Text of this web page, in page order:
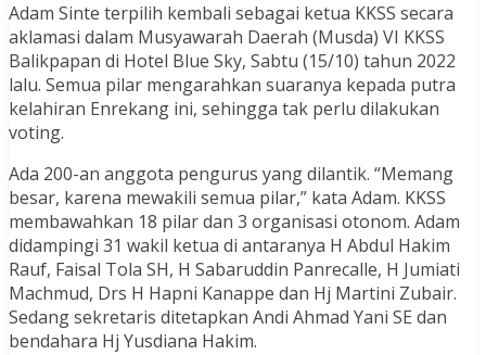
Adam Sinte terpilih kembali sebagai ketua KKSS secara
aklamasi dalam Musyawarah Daerah (Musda) VI KKSS
Balikpapan di Hotel Blue Sky, Sabtu (15/10) tahun 2022
lalu. Semua pilar mengarahkan suaranya kepada putra
kelahiran Enrekang ini, sehingga tak perlu dilakukan
voting.
Ada 200-an anggota pengurus yang dilantik. “Memang
besar, karena mewakili semua pilar,” kata Adam. KKSS
membawahkan 18 pilar dan 3 organisasi otonom. Adam
didampingi 31 wakil ketua di antaranya H Abdul Hakim
Rauf, Faisal Tola SH, H Sabaruddin Panrecalle, H Jumiati
Machmud, Drs H Hapni Kanappe dan Hj Martini Zubair.
Sedang sekretaris ditetapkan Andi Ahmad Yani SE dan
bendahara Hj Yusdiana Hakim.